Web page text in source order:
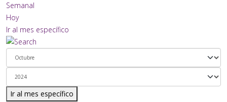
Semanal
Hoy
Ir al mes específico
Ir al mes específico